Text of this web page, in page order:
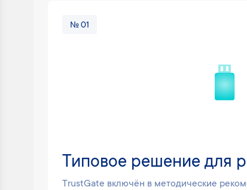
№ 01
Типовое решение для
TrustGate включён в методические